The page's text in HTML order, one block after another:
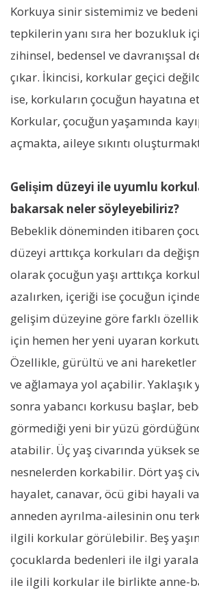
Korkuya sinir sistemimiz ve
tepkilerin yanı sıra her bozukluk
zihinsel, bedensel ve davranışsal
çıkar. İkincisi, korkular geçici
ise, korkuların çocuğun hayatına
Korkular, çocuğun yaşamında
açmakta, aileye sıkıntı
Gelişim düzeyi ile uyumlu
bakarsak neler söyleyebiliriz?
Bebeklik döneminden itibaren
düzeyi arttıkça korkuları da
olarak çocuğun yaşı arttıkça
azalırken, içeriği ise çocuğun
gelişim düzeyine göre farklı
için hemen her yeni uyaran
Özellikle, gürültü ve ani
ve ağlamaya yol açabilir. Yaklaşık
sonra yabancı korkusu başlar,
görmediği yeni bir yüzü
atabilir. Üç yaş civarında yüksek
nesnelerden korkabilir. Dört yaş
hayalet, canavar, öcü gibi hayali
anneden ayrılma-ailesinin onu
ilgili korkular görülebilir. Beş
çocuklarda bedenleri ile ilgi
ile ilgili korkular ile birlikte anne-